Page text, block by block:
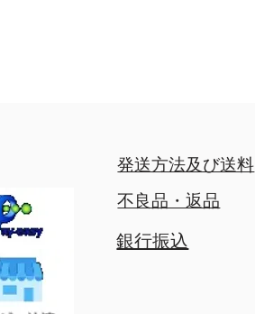
発送方法及び送料
不良品・返品
銀行振込